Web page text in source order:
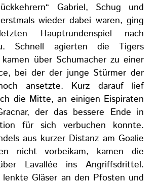
Gabriel, Schug und
wieder dabei waren, ging
Hauptrundenspiel nach
Schnell agierten die Tigers
über Schumacher zu einer
bei der der junge Stürmer der
ansetzte. Kurz darauf lief
die Mitte, an einigen Eispiraten
der das bessere Ende in
für sich verbuchen konnte.
aus kurzer Distanz am Goalie
nicht vorbeikam, kamen die
Lavallée ins Angriffsdrittel.
lenkte Gläser an den Pfosten und